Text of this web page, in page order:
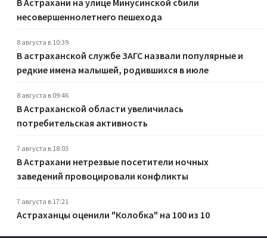
несовершеннолетнего пешехода
8 августа в 10:39
В астраханской службе ЗАГС назвали популярные и
редкие имена малышей, родившихся в июле
8 августа в 09:46
В Астраханской области увеличилась
потребительская активность
7 августа в 18:03
В Астрахани нетрезвые посетители ночных
заведений провоцировали конфликты
7 августа в 17:21
Астраханцы оценили "Колобка" на 100 из 10